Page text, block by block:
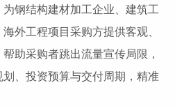
钢结构建材加工企业、建筑工
外工程项目采购方提供客观、
助采购者跳出流量宣传局限，
、投资预算与交付周期，精准